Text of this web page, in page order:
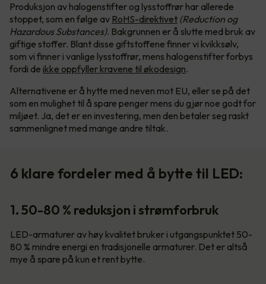
Produksjon av halogenstifter og lysstoffrør har allerede
stoppet, som en følge av RoHS-direktivet (Reduction og
Hazardous Substances). Bakgrunnen er å slutte med bruk av
giftige stoffer. Blant disse giftstoffene finner vi kvikksølv,
som vi finner i vanlige lysstoffrør, mens halogenstifter forbys
fordi de ikke oppfyller kravene til økodesign.
Alternativene er å hytte med neven mot EU, eller se på det
som en mulighet til å spare penger mens du gjør noe godt for
miljøet. Ja, det er en investering, men den betaler seg raskt
sammenlignet med mange andre tiltak.
6 klare fordeler med å bytte til LED:
1. 50-80 % reduksjon i strømforbruk
LED-armaturer av høy kvalitet bruker i utgangspunktet 50-
80 % mindre energi en tradisjonelle armaturer. Det er altså
mye å spare på kun et rent bytte.